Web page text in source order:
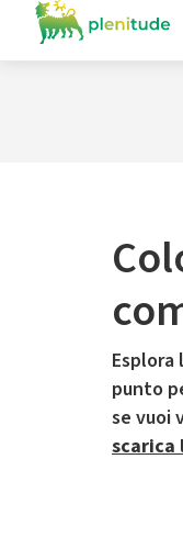
punto
se vuoi
scarica